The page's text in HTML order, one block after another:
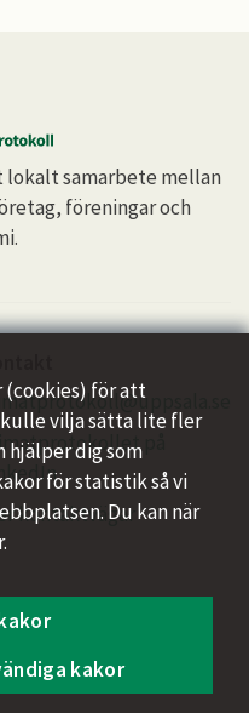
(cookies) för att
vilja sätta lite fler
hjälper dig som
för statistik så vi
Du kan när
kakor
samarbete mellan
föreningar och
på
kontaktvägar